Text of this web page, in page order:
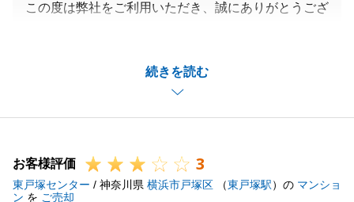
続きを読む
この度は弊社をご利用いただき、誠にありがとうござ
また何か御座いましたら、ご相談お願いいたします。
閉じる
お客様評価 3
東戸塚センター / 神奈川県 横浜市戸塚区 （東戸塚駅）の マンショ
ン を ご売却